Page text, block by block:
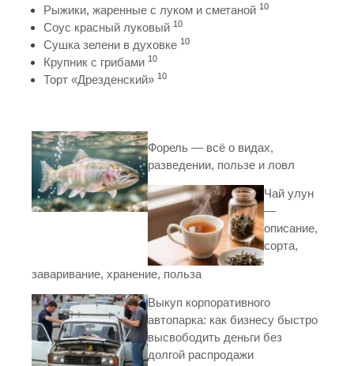
Рыжики, жаренные с луком и сметаной 10
Соус красный луковый 10
Сушка зелени в духовке 10
Крупник с грибами 10
Торт «Дрезденский» 10
Форель — всё о видах,
разведении, пользе и ловл
Чай улун
—
описание,
сорта,
заваривание, хранение, польза
Выкуп корпоративного
автопарка: как бизнесу быстро
высвободить деньги без
долгой распродажи